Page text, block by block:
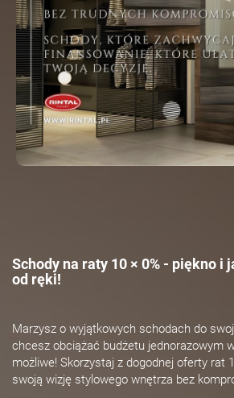
Schody na raty 10 × 0% - piękno i
od ręki!
Marzysz o wyjątkowych schodach do
chcesz obciążać budżetu jednorazowym
możliwe! Skorzystaj z dogodnej oferty rat
swoją wizję stylowego wnętrza bez